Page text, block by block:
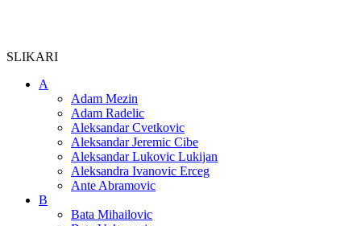
SLIKARI
A
Adam Mezin
Adam Radelic
Aleksandar Cvetkovic
Aleksandar Jeremic Cibe
Aleksandar Lukovic Lukijan
Aleksandra Ivanovic Erceg
Ante Abramovic
B
Bata Mihailovic